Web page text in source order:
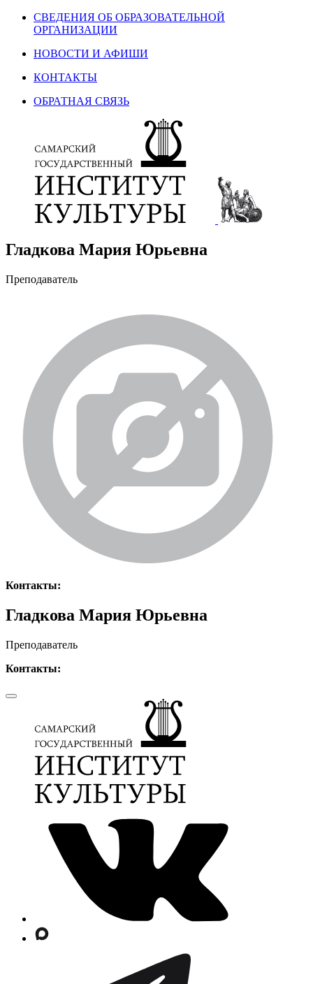
СВЕДЕНИЯ ОБ ОБРАЗОВАТЕЛЬНОЙ
ОРГАНИЗАЦИИ
НОВОСТИ И АФИШИ
КОНТАКТЫ
ОБРАТНАЯ СВЯЗЬ
Гладкова Мария Юрьевна
Преподаватель
Контакты:
Гладкова Мария Юрьевна
Преподаватель
Контакты: